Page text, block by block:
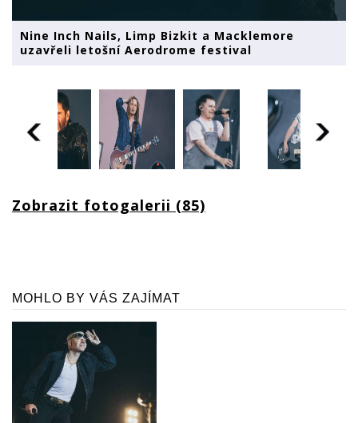
Nine Inch Nails, Limp Bizkit a Macklemore
uzavřeli letošní Aerodrome festival
Zobrazit fotogalerii (85)
MOHLO BY VÁS ZAJÍMAT